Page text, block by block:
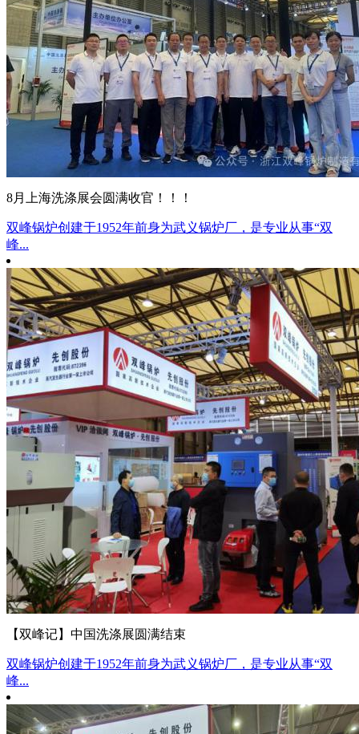
8月上海洗涤展会圆满收官！！！
双峰锅炉创建于1952年前身为武义锅炉厂，是专业从事“双
峰...
【双峰记】中国洗涤展圆满结束
双峰锅炉创建于1952年前身为武义锅炉厂，是专业从事“双
峰...